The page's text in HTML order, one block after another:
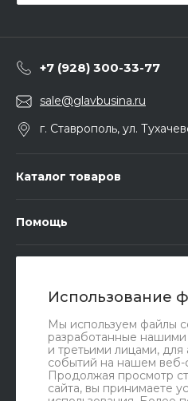
Использование
Мы используем файлы
разработанные
и третьими лицами, для
событий на нашем веб-
Продолжая просмотр
сайта, вы принимаете
+7 (928) 300-33-77
sale@glavbusina.ru
г. Ставрополь, ул.
Каталог товаров
Помощь